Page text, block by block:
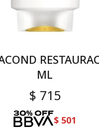
ML
$ 715
$ 501